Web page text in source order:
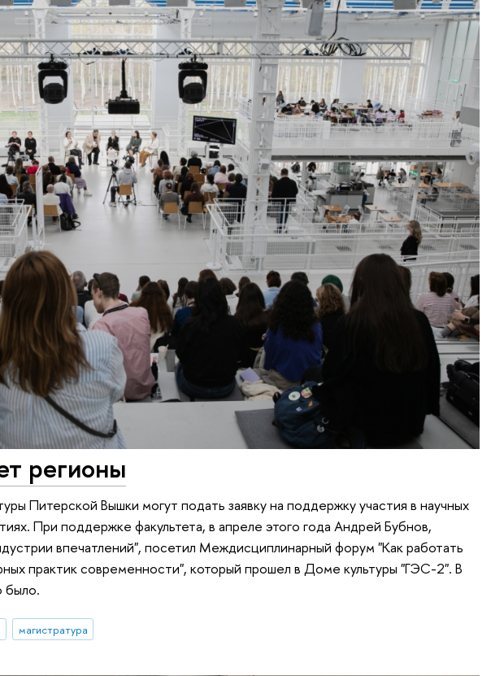
регионы
Питерской Вышки могут подать заявку на поддержку участия в научных
При поддержке факультета, в апреле этого года Андрей Бубнов,
впечатлений", посетил Междисциплинарный форум "Как работать
практик современности", который прошел в Доме культуры "ГЭС-2". В
было.
магистратура